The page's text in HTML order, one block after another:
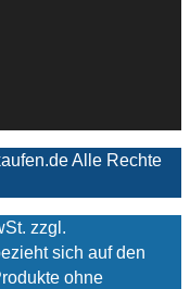
Alle Rechte
zzgl.
sich auf den
ohne